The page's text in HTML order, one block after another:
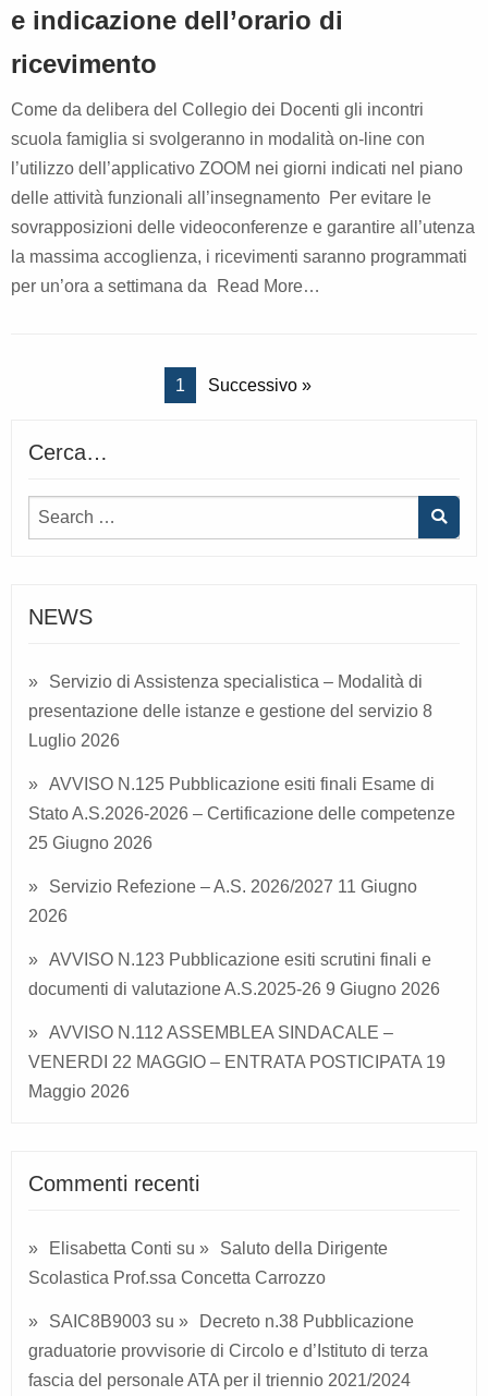
e indicazione dell’orario di
ricevimento
Come da delibera del Collegio dei Docenti gli incontri
scuola famiglia si svolgeranno in modalità on-line con
l’utilizzo dell’applicativo ZOOM nei giorni indicati nel piano
delle attività funzionali all’insegnamento Per evitare le
sovrapposizioni delle videoconferenze e garantire all’utenza
la massima accoglienza, i ricevimenti saranno programmati
per un’ora a settimana da
Read More…
1 Successivo »
Cerca…
NEWS
Servizio di Assistenza specialistica – Modalità di
presentazione delle istanze e gestione del servizio 8
Luglio 2026
AVVISO N.125 Pubblicazione esiti finali Esame di
Stato A.S.2026-2026 – Certificazione delle competenze
25 Giugno 2026
Servizio Refezione – A.S. 2026/2027 11 Giugno
2026
AVVISO N.123 Pubblicazione esiti scrutini finali e
documenti di valutazione A.S.2025-26 9 Giugno 2026
AVVISO N.112 ASSEMBLEA SINDACALE –
VENERDI 22 MAGGIO – ENTRATA POSTICIPATA 19
Maggio 2026
Commenti recenti
Elisabetta Conti su
Saluto della Dirigente
Scolastica Prof.ssa Concetta Carrozzo
SAIC8B9003 su
Decreto n.38 Pubblicazione
graduatorie provvisorie di Circolo e d’Istituto di terza
fascia del personale ATA per il triennio 2021/2024